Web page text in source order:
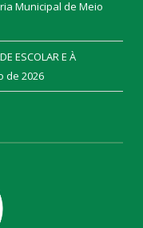
Municipal de Meio
ESCOLAR E À
de 2026